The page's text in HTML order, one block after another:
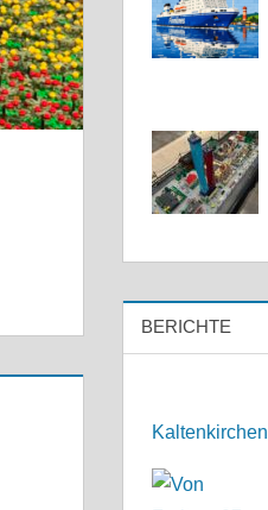
BERICHTE
Kaltenkirchen